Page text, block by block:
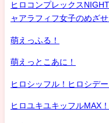
ヒロコンプレックス
ャアラフィフ女子のめざ
萌えっふる！
萌えっとこあに！
ヒロシッフル！ヒロシデ
ヒロユキユキッフルMAX